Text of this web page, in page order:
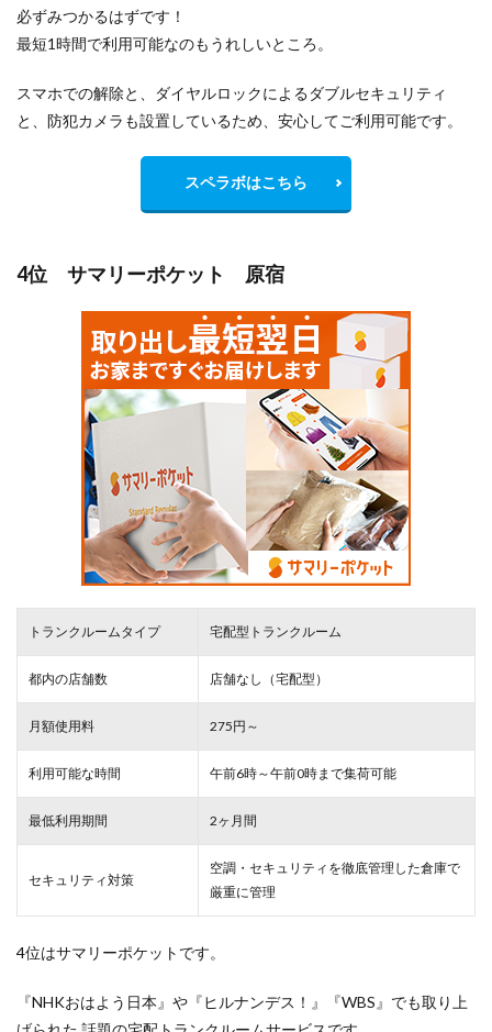
必ずみつかるはずです！
最短1時間で利用可能なのもうれしいところ。
スマホでの解除と、ダイヤルロックによるダブルセキュリティ
と、防犯カメラも設置しているため、安心してご利用可能です。
スペラボはこちら
4位 サマリーポケット 原宿
トランクルームタイプ 宅配型トランクルーム
都内の店舗数 店舗なし（宅配型）
月額使用料 275円～
利用可能な時間 午前6時～午前0時まで集荷可能
最低利用期間 2ヶ月間
セキュリティ対策
空調・セキュリティを徹底管理した倉庫で
厳重に管理
4位はサマリーポケットです。
『NHKおはよう日本』や『ヒルナンデス！』『WBS』でも取り上